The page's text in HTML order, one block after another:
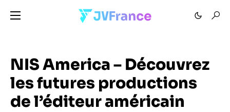
NIS America – Découvrez
les futures productions
de l’éditeur américain